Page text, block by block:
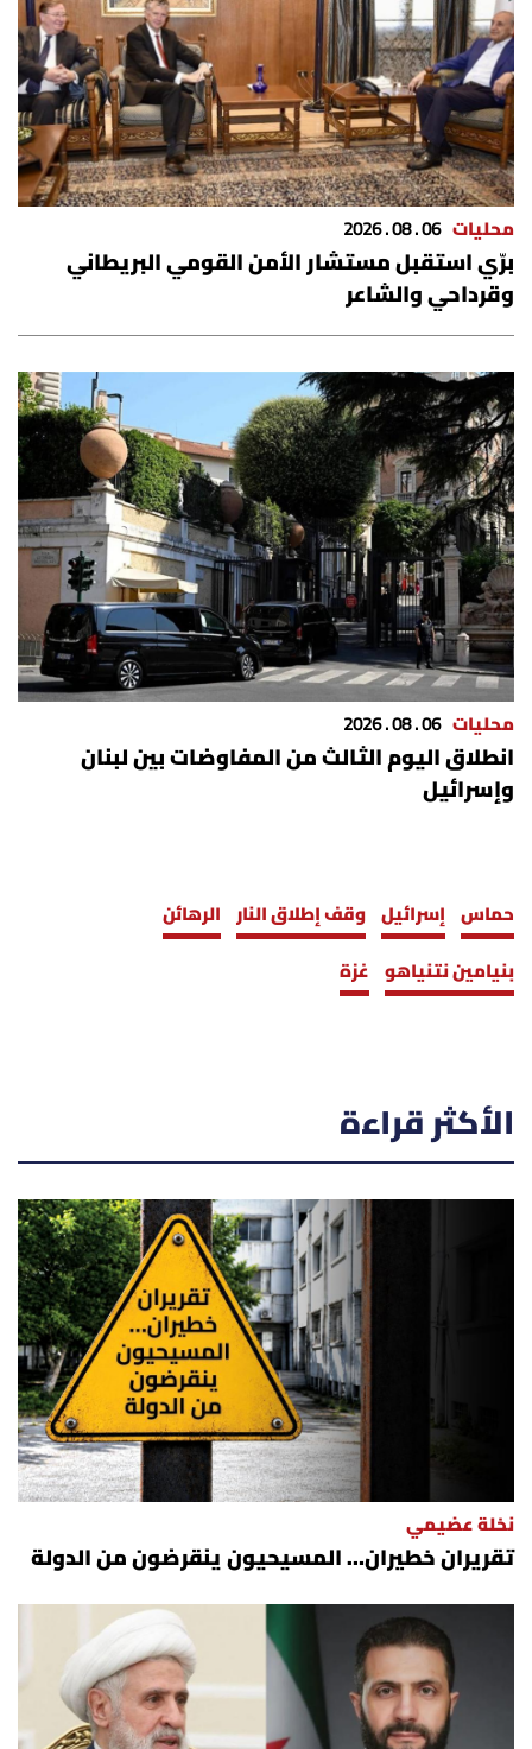
محليات 06 . 08 . 2026
برّي استقبل مستشار الأمن القومي البريطاني
وقرداحي والشاعر
محليات 06 . 08 . 2026
انطلاق اليوم الثالث من المفاوضات بين لبنان
وإسرائيل
حماس إسرائيل وقف إطلاق النار الرهائن
بنيامين نتنياهو غزة
الأكثر قراءة
نخلة عضيمي
تقريران خطيران… المسيحيون ينقرضون من الدولة